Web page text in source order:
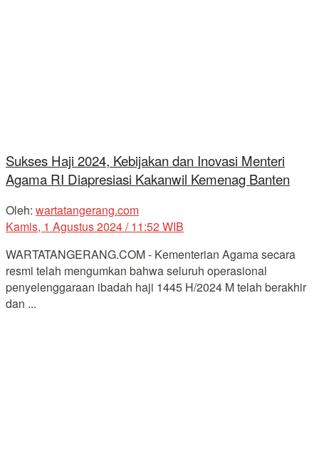
Sukses Haji 2024, Kebijakan dan Inovasi Menteri
Agama RI Diapresiasi Kakanwil Kemenag Banten
Oleh: wartatangerang.com
Kamis, 1 Agustus 2024 / 11:52 WIB
WARTATANGERANG.COM - Kementerian Agama secara
resmi telah mengumkan bahwa seluruh operasional
penyelenggaraan ibadah haji 1445 H/2024 M telah berakhir
dan ...